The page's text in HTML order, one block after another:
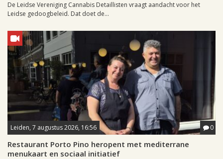
De Leidse Vereniging Cannabis Detaillisten vraagt aandacht voor het
Leidse gedoogbeleid. Dat doet de...
Leiden, 7 augustus 2026, 16:56 0
Restaurant Porto Pino heropent met mediterrane
menukaart en sociaal initiatief